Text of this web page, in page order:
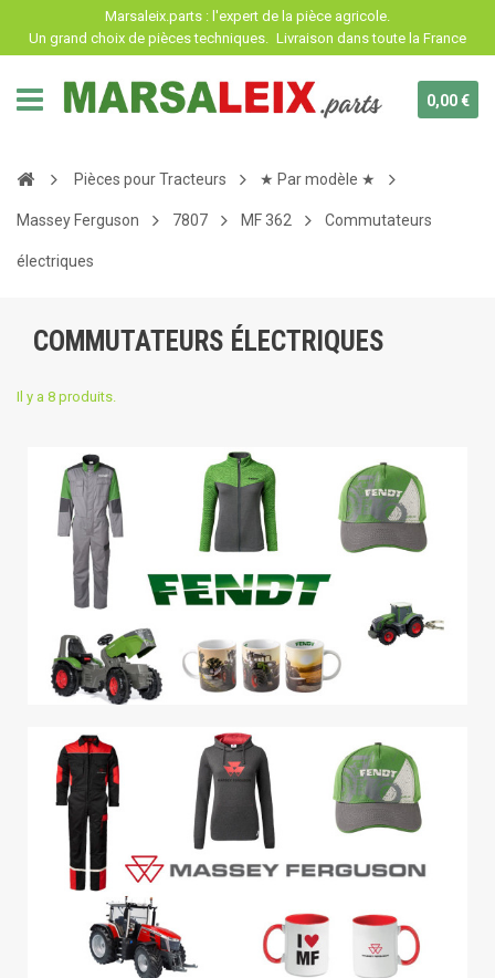
Marsaleix.parts : l'expert de la pièce agricole.
Un grand choix de pièces techniques. Livraison dans toute la France
0,00 €
Pièces pour Tracteurs ★ Par modèle ★
Massey Ferguson 7807 MF 362 Commutateurs
électriques
COMMUTATEURS ÉLECTRIQUES
Il y a 8 produits.
Panneau de gestion des cookies